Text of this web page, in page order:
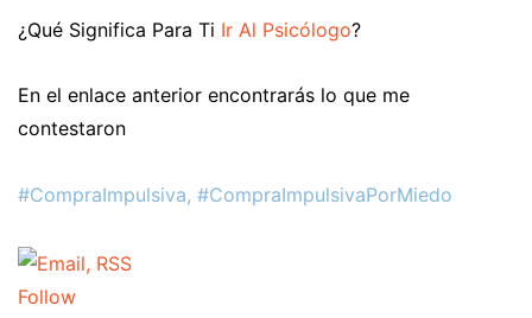
¿Qué Significa Para Ti Ir Al Psicólogo?
En el enlace anterior encontrarás lo que me
contestaron
#CompraImpulsiva, #CompraImpulsivaPorMiedo
Follow